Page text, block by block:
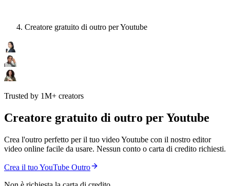
Creatore gratuito di outro per Youtube
Trusted by 1M+ creators
Creatore gratuito di outro per Youtube
Crea l'outro perfetto per il tuo video Youtube con il nostro editor
video online facile da usare. Nessun conto o carta di credito richiesti.
Crea il tuo YouTube Outro